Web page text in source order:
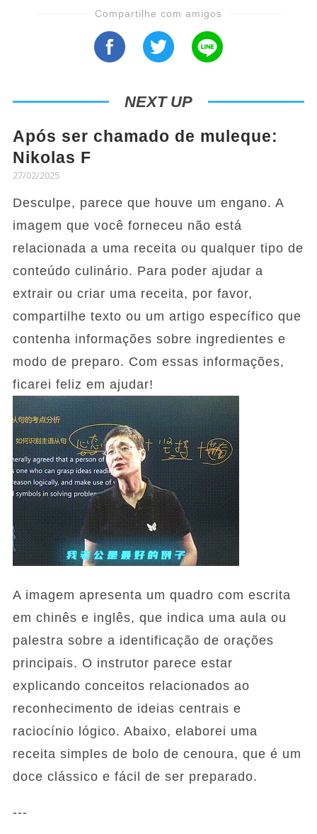
Compartilhe com amigos
NEXT UP
Após ser chamado de muleque:
Nikolas F
27/02/2025
Desculpe, parece que houve um engano. A
imagem que você forneceu não está
relacionada a uma receita ou qualquer tipo de
conteúdo culinário. Para poder ajudar a
extrair ou criar uma receita, por favor,
compartilhe texto ou um artigo específico que
contenha informações sobre ingredientes e
modo de preparo. Com essas informações,
ficarei feliz em ajudar!
A imagem apresenta um quadro com escrita
em chinês e inglês, que indica uma aula ou
palestra sobre a identificação de orações
principais. O instrutor parece estar
explicando conceitos relacionados ao
reconhecimento de ideias centrais e
raciocínio lógico. Abaixo, elaborei uma
receita simples de bolo de cenoura, que é um
doce clássico e fácil de ser preparado.
---